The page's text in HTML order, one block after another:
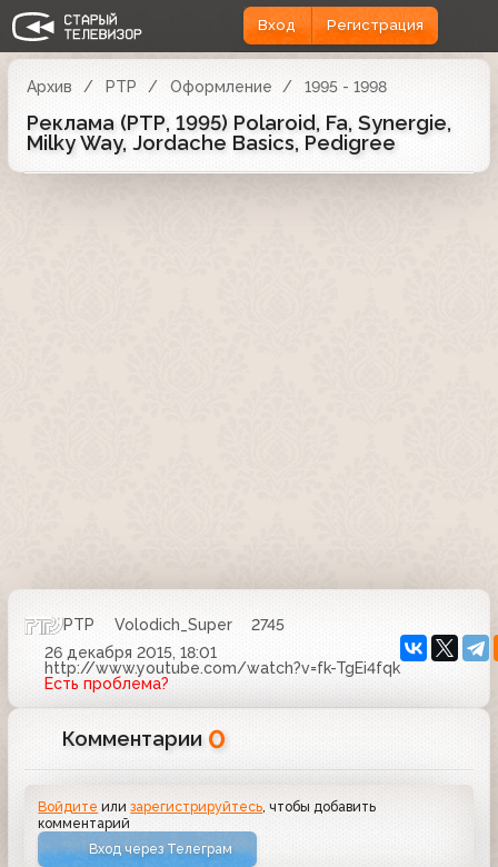
Вход Регистрация
Архив РТР Оформление 1995 - 1998
Реклама (РТР, 1995) Polaroid, Fa, Synergie,
Milky Way, Jordache Basics, Pedigree
РТР Volodich_Super
2745
26 декабря 2015, 18:01
http://www.youtube.com/watch?v=fk-TgEi4fqk
Есть проблема?
Комментарии 0
Войдите илизарегистрируйтесь , чтобы добавить
комментарий
Вход через Телеграм